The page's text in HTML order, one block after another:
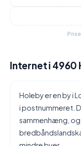
Internet i 4960
Holeby er en by i
i postnummeret.
sammenhæng, og